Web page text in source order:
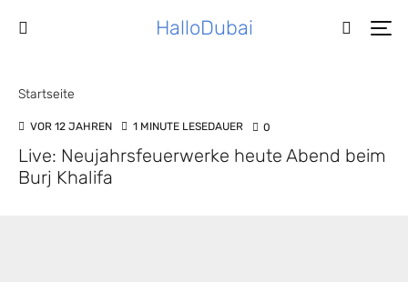
HalloDubai
Startseite
VOR 12 JAHREN 1 MINUTE LESEDAUER 0
Live: Neujahrsfeuerwerke heute Abend beim
Burj Khalifa